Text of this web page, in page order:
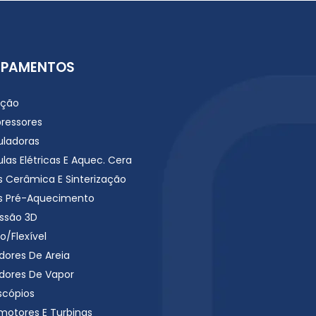
Elétricas E Aquec. Cera
Cerâmica E Sinterização
Pré-Aquecimento
3D
Flexível
De Areia
De Vapor
E Turbinas